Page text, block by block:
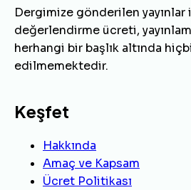
Dergimize gönderilen yayınlar
değerlendirme ücreti,
herhangi bir başlık altında
edilmemektedir.
Keşfet
Hakkında
Amaç ve Kapsam
Ücret Politikası